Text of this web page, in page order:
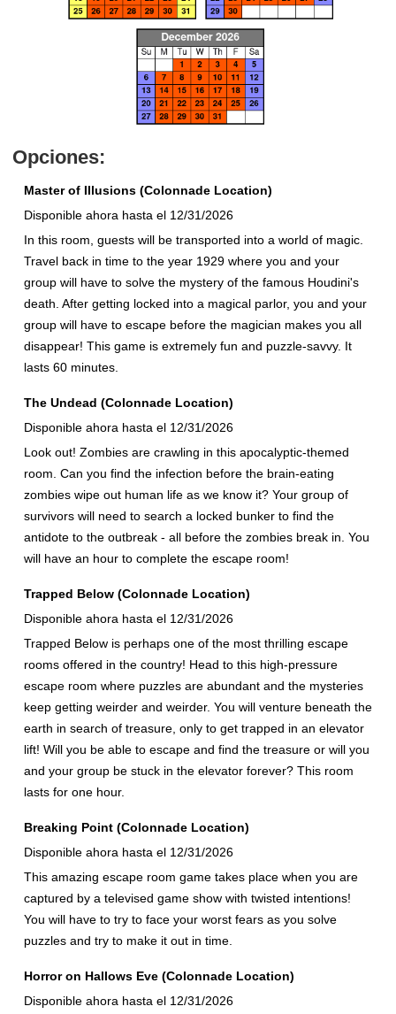
Opciones:
Master of Illusions (Colonnade Location)
Disponible ahora hasta el 12/31/2026
In this room, guests will be transported into a world of magic.
Travel back in time to the year 1929 where you and your
group will have to solve the mystery of the famous Houdini's
death. After getting locked into a magical parlor, you and your
group will have to escape before the magician makes you all
disappear! This game is extremely fun and puzzle-savvy. It
lasts 60 minutes.
The Undead (Colonnade Location)
Disponible ahora hasta el 12/31/2026
Look out! Zombies are crawling in this apocalyptic-themed
room. Can you find the infection before the brain-eating
zombies wipe out human life as we know it? Your group of
survivors will need to search a locked bunker to find the
antidote to the outbreak - all before the zombies break in. You
will have an hour to complete the escape room!
Trapped Below (Colonnade Location)
Disponible ahora hasta el 12/31/2026
Trapped Below is perhaps one of the most thrilling escape
rooms offered in the country! Head to this high-pressure
escape room where puzzles are abundant and the mysteries
keep getting weirder and weirder. You will venture beneath the
earth in search of treasure, only to get trapped in an elevator
lift! Will you be able to escape and find the treasure or will you
and your group be stuck in the elevator forever? This room
lasts for one hour.
Breaking Point (Colonnade Location)
Disponible ahora hasta el 12/31/2026
This amazing escape room game takes place when you are
captured by a televised game show with twisted intentions!
You will have to try to face your worst fears as you solve
puzzles and try to make it out in time.
Horror on Hallows Eve (Colonnade Location)
Disponible ahora hasta el 12/31/2026